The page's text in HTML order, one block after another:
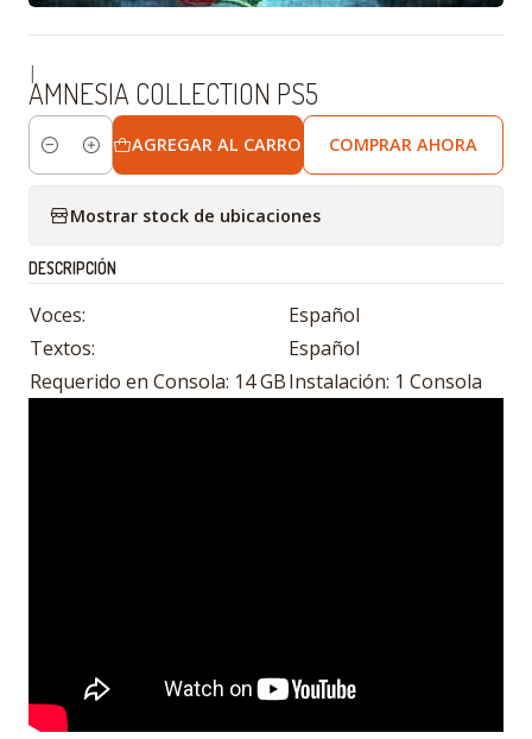
|
AMNESIA COLLECTION PS5
Cantidad
AGREGAR AL CARRO COMPRAR AHORA
Mostrar stock de ubicaciones
DESCRIPCIÓN
Voces:
Español
Textos:
Español
Requerido en Consola: 14 GBInstalación: 1 Consola